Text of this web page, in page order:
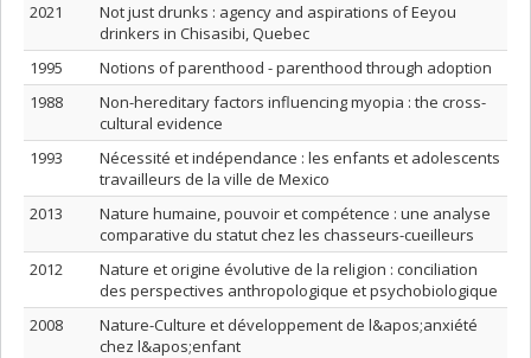
2021
Not just drunks : agency and aspirations of Eeyou
drinkers in Chisasibi, Quebec
1995
Notions of parenthood - parenthood through adoption
1988
Non-hereditary factors influencing myopia : the cross-
cultural evidence
1993
Nécessité et indépendance : les enfants et adolescents
travailleurs de la ville de Mexico
2013
Nature humaine, pouvoir et compétence : une analyse
comparative du statut chez les chasseurs-cueilleurs
2012
Nature et origine évolutive de la religion : conciliation
des perspectives anthropologique et psychobiologique
2008
Nature-Culture et développement de l&apos;anxiété
chez l&apos;enfant